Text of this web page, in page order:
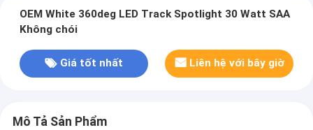
OEM White 360deg LED Track Spotlight 30 Watt SAA
Không chói
Giá tốt nhất Liên hệ với bây giờ
Mô Tả Sản Phẩm